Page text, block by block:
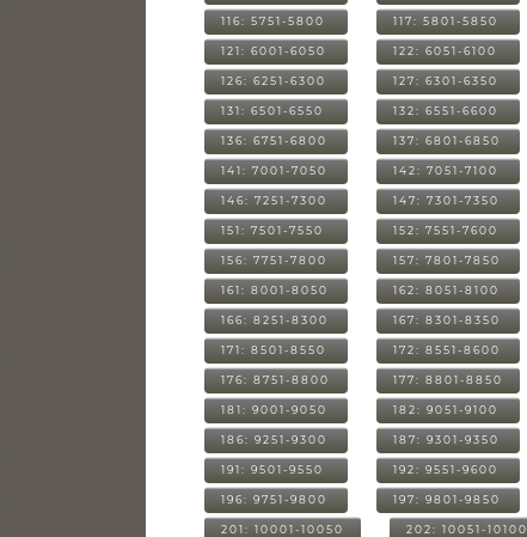
116: 5751-5800 117: 5801-5850
121: 6001-6050 122: 6051-6100
126: 6251-6300 127: 6301-6350
131: 6501-6550 132: 6551-6600
136: 6751-6800 137: 6801-6850
141: 7001-7050 142: 7051-7100
146: 7251-7300 147: 7301-7350
151: 7501-7550 152: 7551-7600
156: 7751-7800 157: 7801-7850
161: 8001-8050 162: 8051-8100
166: 8251-8300 167: 8301-8350
171: 8501-8550 172: 8551-8600
176: 8751-8800 177: 8801-8850
181: 9001-9050 182: 9051-9100
186: 9251-9300 187: 9301-9350
191: 9501-9550 192: 9551-9600
196: 9751-9800 197: 9801-9850
201: 10001-10050 202: 10051-10100